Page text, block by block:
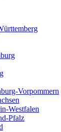
Vorpommern
Westfalen
Pfalz